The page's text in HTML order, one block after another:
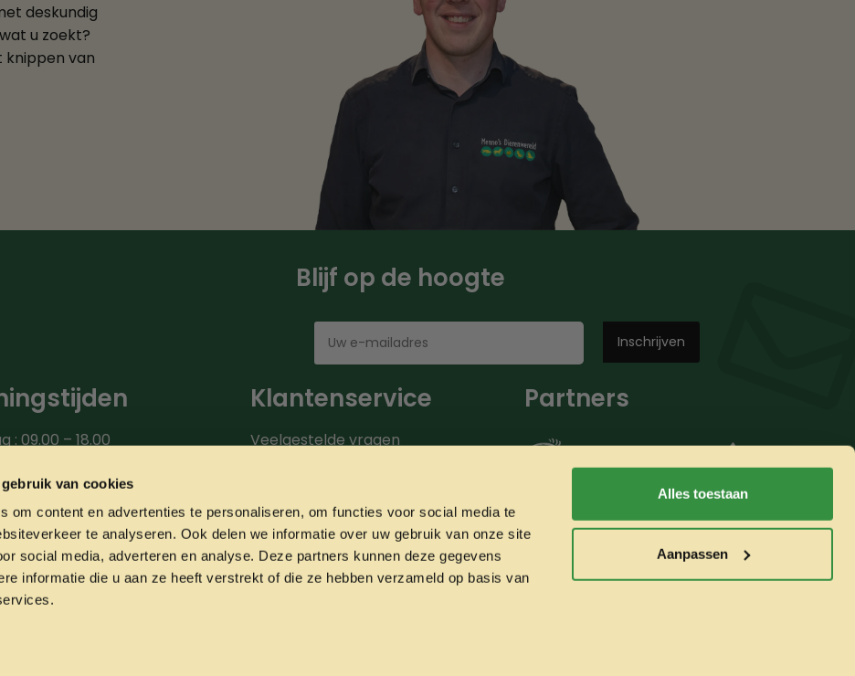
van cookies
om content en advertenties te personaliseren, om functies voor social media te
te analyseren. Ook delen we informatie over uw gebruik van onze site
social media, adverteren en analyse. Deze partners kunnen deze gegevens
informatie die u aan ze heeft verstrekt of die ze hebben verzameld op basis van
Alles toestaan
Aanpassen
deskundig
u zoekt?
knippen van
Blijf op de hoogte
: 09.00 – 18.00
09.00 – 18.00
09.00 – 18.00
– 20.00
09.00 – 17.00
Klantenservice
Veelgestelde vragen
Over ons
Onze partners
Contact
Partners